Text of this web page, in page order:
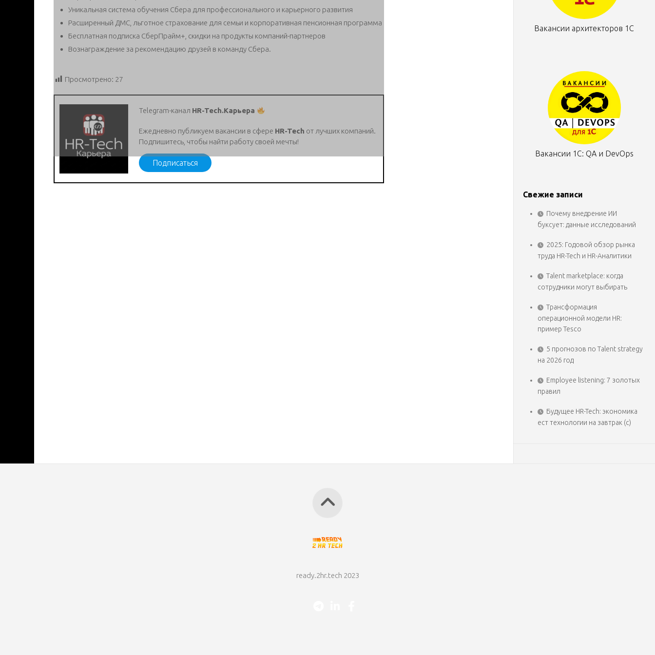
Уникальная система обучения Сбера для профессионального и карьерного развития
Расширенный ДМС, льготное страхование для семьи и корпоративная пенсионная программа
Бесплатная подписка СберПрайм+, скидки на продукты компаний-партнеров
Вознаграждение за рекомендацию друзей в команду Сбера.
Просмотрено: 27
Telegram-канал HR-Tech.Карьера
Ежедневно публикуем вакансии в сфере HR-Tech от лучших компаний.
Подпишитесь, чтобы найти работу своей мечты!
Подписаться
Вакансии архитекторов 1С
Вакансии 1С: QA и DevOps
Свежие записи
Почему внедрение ИИ
буксует: данные исследований
2025: Годовой обзор рынка
труда HR-Tech и HR-Аналитики
Talent marketplace: когда
сотрудники могут выбирать
Трансформация
операционной модели HR:
пример Tesco
5 прогнозов по Talent strategy
на 2026 год
Employee listening: 7 золотых
правил
Будущее HR-Tech: экономика
ест технологии на завтрак (с)
ready.2hr.tech 2023